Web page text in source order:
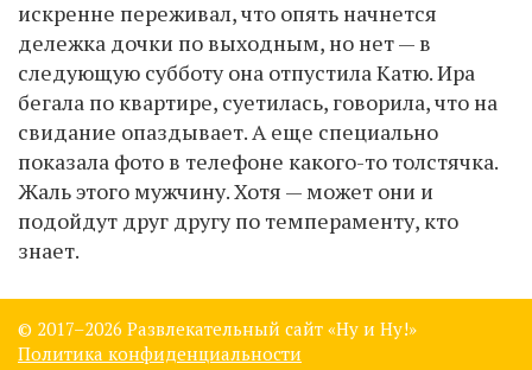
искренне переживал, что опять начнется
дележка дочки по выходным, но нет — в
следующую субботу она отпустила Катю. Ира
бегала по квартире, суетилась, говорила, что на
свидание опаздывает. А еще специально
показала фото в телефоне какого-то толстячка.
Жаль этого мужчину. Хотя — может они и
подойдут друг другу по темпераменту, кто
знает.
© 2017–2026 Развлекательный сайт «Ну и Ну!»
Политика конфиденциальности